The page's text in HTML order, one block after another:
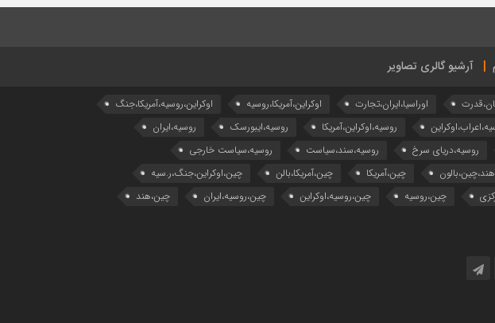
آرشیو گالری تصاویر
اوراسیا،ایران،تجارت اوکراین،آمریکا،روسیه
اوکراین،روسیه،آمریکا،جنگ
روسیه،اوکراین،آمریکا روسیه،ایبورسک
روسیه،ایران
روسیه،دریای سرخ روسیه،سند،سیاست
روسیه،سیاست خارجی
هند،چین،بالون چین،آمریکا چین،آمریکا،بالن
چین،اوکراین،جنگ،ر.سیه
چین،روسیه چین،روسیه،اوکراین چین،روسیه،ایران
چین،هند